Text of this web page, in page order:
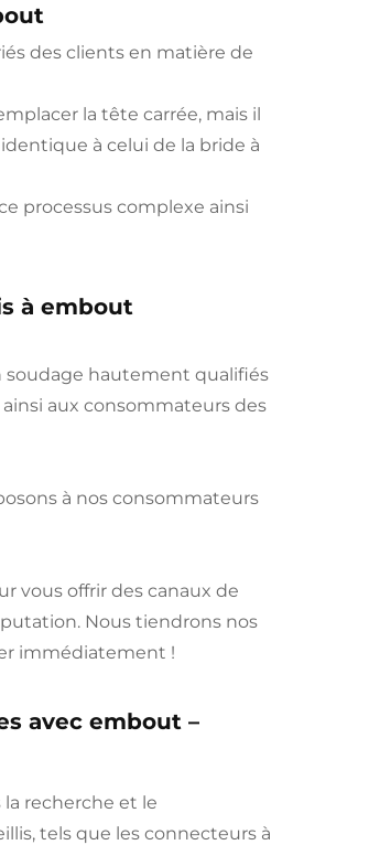
des clients en matière de
la tête carrée, mais il
à celui de la bride à
processus complexe ainsi
à embout
soudage hautement qualifiés
aux consommateurs des
à nos consommateurs
vous offrir des canaux de
Nous tiendrons nos
immédiatement !
avec embout –
la recherche et le
tels que les connecteurs à